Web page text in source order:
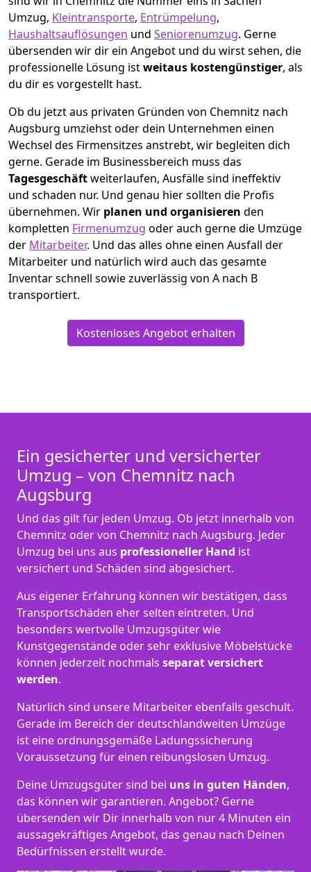
Umzug, Kleintransporte, Entrümpelung,
Haushaltsauflösungen und Seniorenumzug. Gerne
übersenden wir dir ein Angebot und du wirst sehen, die
professionelle Lösung istweitaus kostengünstiger, als
du dir es vorgestellt hast.
Ob du jetzt aus privaten Gründen von Chemnitz nach
Augsburg umziehst oder dein Unternehmen einen
Wechsel des Firmensitzes anstrebt, wir begleiten dich
gerne. Gerade im Businessbereich muss das
Tagesgeschäftweiterlaufen, Ausfälle sind ineffektiv
und schaden nur. Und genau hier sollten die Profis
übernehmen. Wir planen und organisieren den
kompletten Firmenumzug oder auch gerne die Umzüge
der Mitarbeiter. Und das alles ohne einen Ausfall der
Mitarbeiter und natürlich wird auch das gesamte
Inventar schnell sowie zuverlässig von A nach B
transportiert.
Kostenloses Angebot erhalten
Ein gesicherter und versicherter
Umzug – von Chemnitz nach
Augsburg
Und das gilt für jeden Umzug. Ob jetzt innerhalb von
Chemnitz oder von Chemnitz nach Augsburg. Jeder
Umzug bei uns aus professioneller Hand ist
versichert und Schäden sind abgesichert.
Aus eigener Erfahrung können wir bestätigen, dass
Transportschäden eher selten eintreten. Und
besonders wertvolle Umzugsgüter wie
Kunstgegenstände oder sehr exklusive Möbelstücke
können jederzeit nochmals separat versichert
werden.
Natürlich sind unsere Mitarbeiter ebenfalls geschult.
Gerade im Bereich der deutschlandweiten Umzüge
ist eine ordnungsgemäße Ladungssicherung
Voraussetzung für einen reibungslosen Umzug.
Deine Umzugsgüter sind bei uns in guten Händen,
das können wir garantieren. Angebot? Gerne
übersenden wir Dir innerhalb von nur 4 Minuten ein
aussagekräftiges Angebot, das genau nach Deinen
Bedürfnissen erstellt wurde.